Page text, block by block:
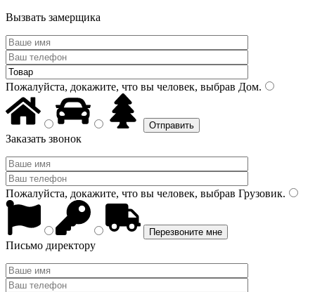
Вызвать замерщика
Пожалуйста, докажите, что вы человек, выбрав Дом.
Заказать звонок
Пожалуйста, докажите, что вы человек, выбрав Грузовик.
Письмо директору